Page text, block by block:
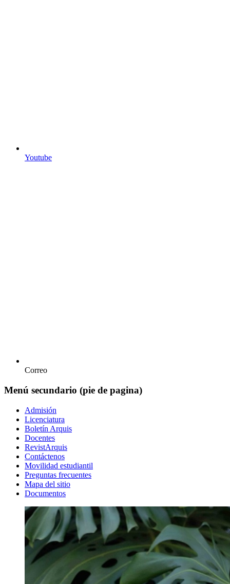
Youtube
Correo
Menú secundario (pie de pagina)
Admisión
Licenciatura
Boletín Arquis
Docentes
RevistArquis
Contáctenos
Movilidad estudiantil
Preguntas frecuentes
Mapa del sitio
Documentos